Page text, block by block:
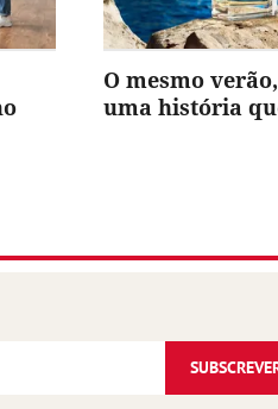
O mesmo
uma história